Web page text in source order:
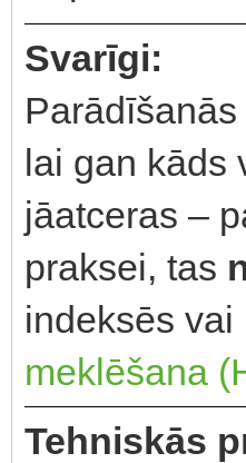
Svarīgi:
lai gan kāds
jāatceras –
praksei, tas
indeksēs
meklēšana
Tehniskās